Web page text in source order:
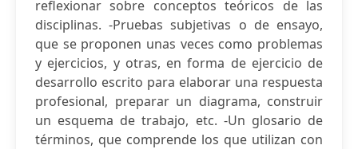
reflexionar sobre conceptos teóricos de las
disciplinas. -Pruebas subjetivas o de ensayo,
que se proponen unas veces como problemas
y ejercicios, y otras, en forma de ejercicio de
desarrollo escrito para elaborar una respuesta
profesional, preparar un diagrama, construir
un esquema de trabajo, etc. -Un glosario de
términos, que comprende los que utilizan con